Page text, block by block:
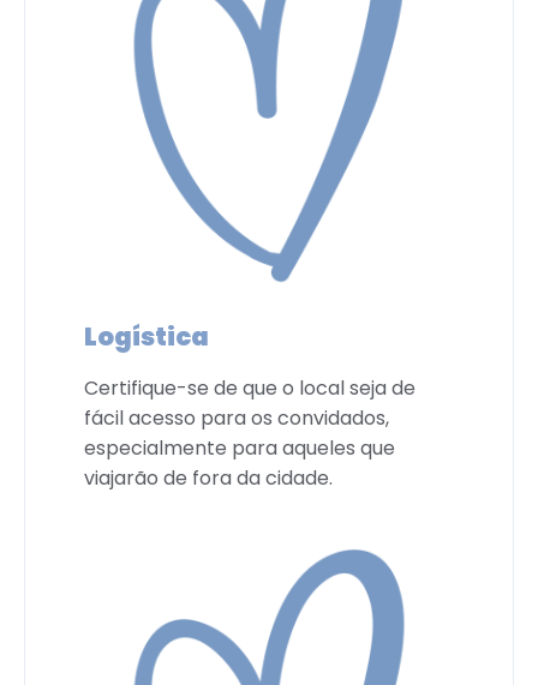
Logística
Certifique-se de que o local seja de
fácil acesso para os convidados,
especialmente para aqueles que
viajarão de fora da cidade.